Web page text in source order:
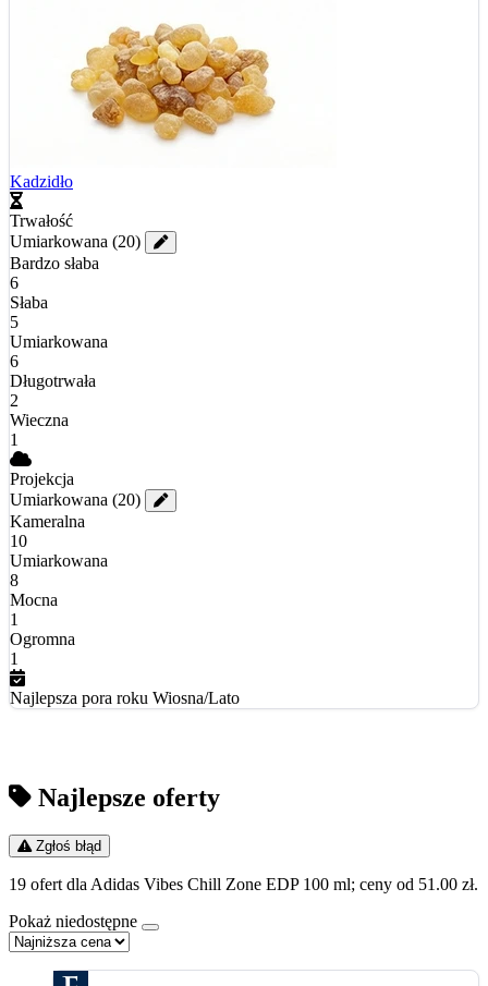
Kadzidło
Trwałość
Umiarkowana (20)
Bardzo słaba
6
Słaba
5
Umiarkowana
6
Długotrwała
2
Wieczna
1
Projekcja
Umiarkowana (20)
Kameralna
10
Umiarkowana
8
Mocna
1
Ogromna
1
Najlepsza pora roku Wiosna/Lato
Najlepsze oferty
Zgłoś błąd
19 ofert dla Adidas Vibes Chill Zone EDP 100 ml; ceny od 51.00 zł.
Pokaż niedostępne